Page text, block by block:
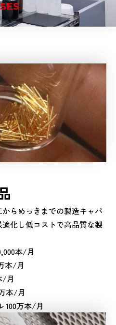
らめっきまでの製造キャパ
化し低コストで高品質な製
本/月
本/月
/月
本/月
100万本/月